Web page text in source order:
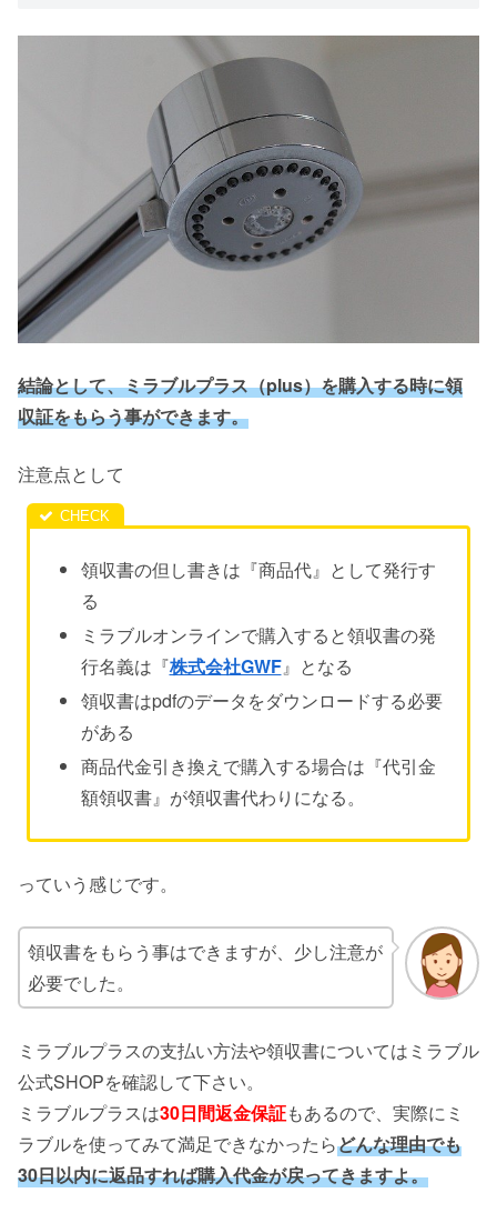
結論として、ミラブルプラス（plus）を購入する時に領
収証をもらう事ができます。
注意点として
領収書の但し書きは『商品代』として発行す
る
ミラブルオンラインで購入すると領収書の発
行名義は『株式会社GWF』となる
領収書はpdfのデータをダウンロードする必要
がある
商品代金引き換えで購入する場合は『代引金
額領収書』が領収書代わりになる。
っていう感じです。
領収書をもらう事はできますが、少し注意が
必要でした。
ミラブルプラスの支払い方法や領収書についてはミラブル
公式SHOPを確認して下さい。
ミラブルプラスは30日間返金保証もあるので、実際にミ
ラブルを使ってみて満足できなかったらどんな理由でも
30日以内に返品すれば購入代金が戻ってきますよ。